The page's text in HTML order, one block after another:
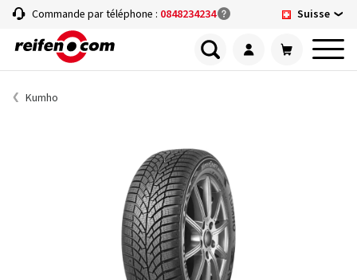
Commande par téléphone : 0848234234 Suisse
Kumho